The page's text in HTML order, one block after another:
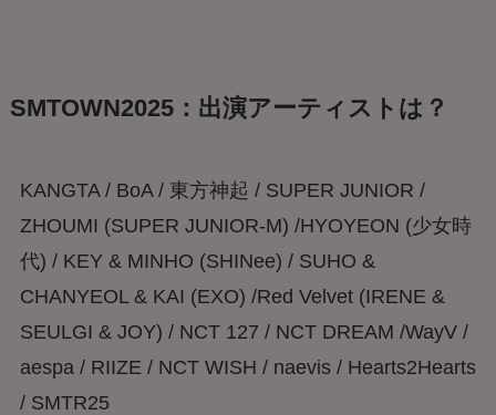
SMTOWN2025：出演アーティストは？
KANGTA / BoA / 東方神起 / SUPER JUNIOR /
ZHOUMI (SUPER JUNIOR-M) /HYOYEON (少女時
代) / KEY & MINHO (SHINee) / SUHO &
CHANYEOL & KAI (EXO) /Red Velvet (IRENE &
SEULGI & JOY) / NCT 127 / NCT DREAM /WayV /
aespa / RIIZE / NCT WISH / naevis / Hearts2Hearts
/ SMTR25